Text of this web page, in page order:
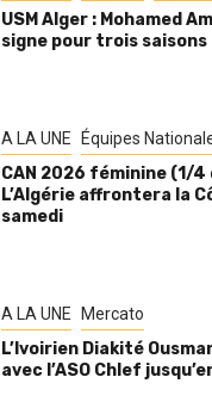
USM Alger : Mohamed
signe pour trois saisons
A LA UNE Équipes
CAN 2026 féminine (1/4
L’Algérie affrontera la
samedi
A LA UNE Mercato
L’Ivoirien Diakité
avec l’ASO Chlef